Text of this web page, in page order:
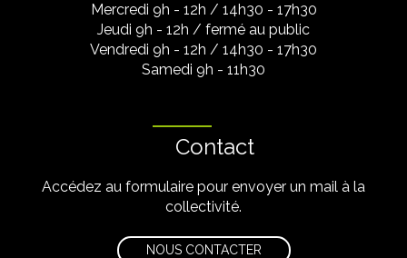
Mercredi 9h - 12h / 14h30 - 17h30
Jeudi 9h - 12h / fermé au public
Vendredi 9h - 12h / 14h30 - 17h30
Samedi 9h - 11h30
Contact
Accédez au formulaire pour envoyer un mail à la
collectivité.
NOUS CONTACTER